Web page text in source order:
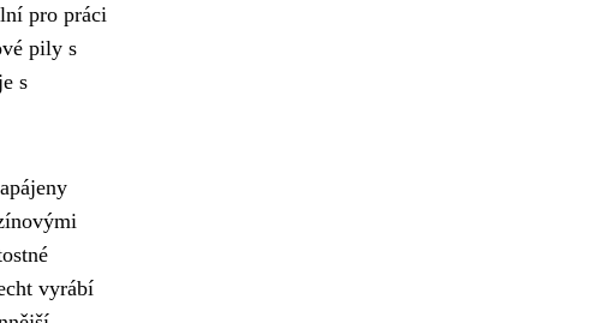
pro práci
pily s
s
vyrábí